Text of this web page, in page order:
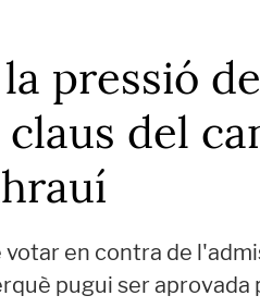
pressió
del
en contra de
pugui ser